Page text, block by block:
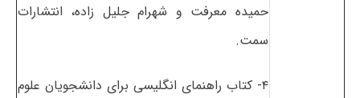
حمیده معرفت و شهرام جلیل‌ زاده، انتشارات
سمت.
۴- کتاب راهنمای انگلیسی برای دانشجویان علوم